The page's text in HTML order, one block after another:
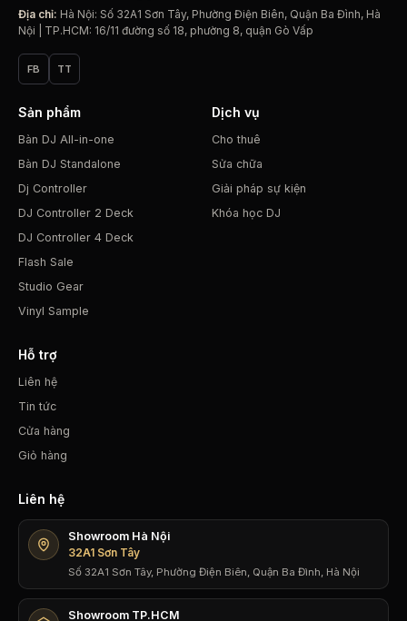
Địa chỉ: Hà Nội: Số 32A1 Sơn Tây, Phường Điện Biên, Quận Ba Đình, Hà
Nội | TP.HCM: 16/11 đường số 18, phường 8, quận Gò Vấp
FB TT
Sản phẩm
Bàn DJ All-in-one
Bàn DJ Standalone
Dj Controller
DJ Controller 2 Deck
DJ Controller 4 Deck
Flash Sale
Studio Gear
Vinyl Sample
Dịch vụ
Cho thuê
Sửa chữa
Giải pháp sự kiện
Khóa học DJ
Hỗ trợ
Liên hệ
Tin tức
Cửa hàng
Giỏ hàng
Liên hệ
Showroom Hà Nội
32A1 Sơn Tây
Số 32A1 Sơn Tây, Phường Điện Biên, Quận Ba Đình, Hà Nội
Showroom TP.HCM